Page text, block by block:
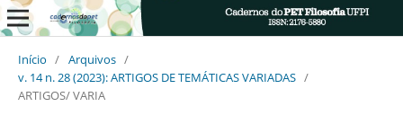
Início / Arquivos /
v. 14 n. 28 (2023): ARTIGOS DE TEMÁTICAS VARIADAS /
ARTIGOS/ VARIA